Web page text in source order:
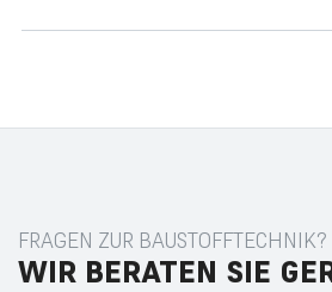
FRAGEN ZUR BAUSTOFFTECHNIK?
WIR BERATEN SIE